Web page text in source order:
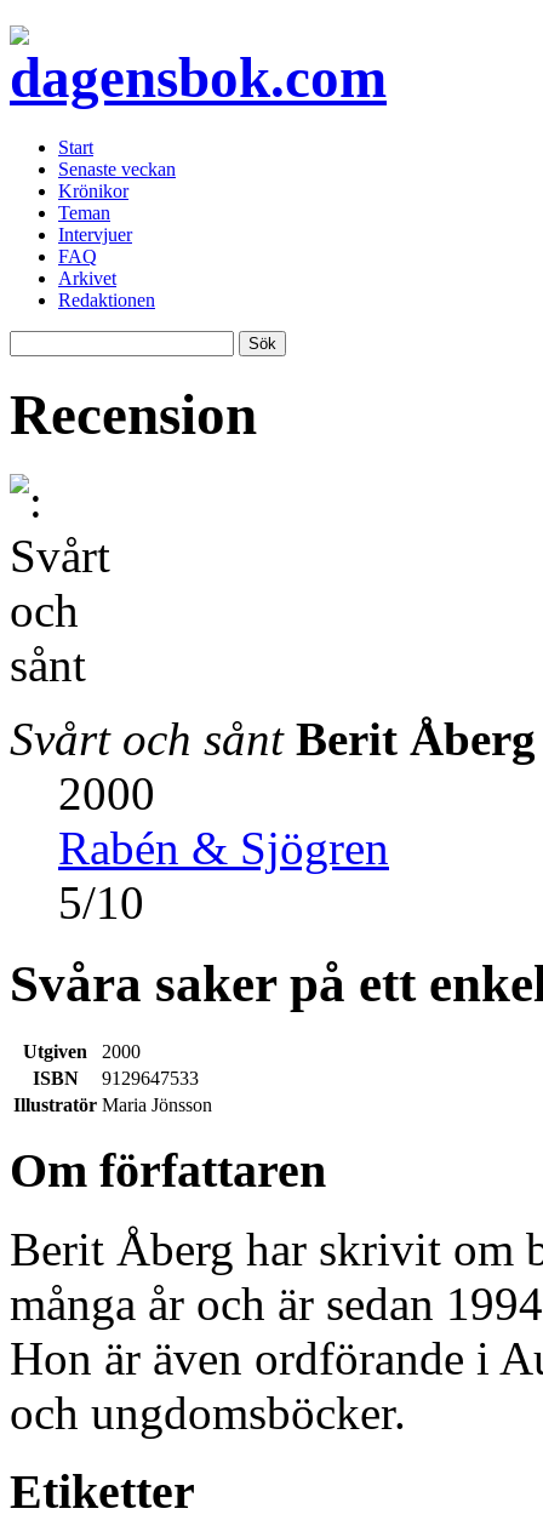
Start
Senaste veckan
Krönikor
Teman
Intervjuer
FAQ
Arkivet
Redaktionen
Recension
Svårt och sånt Berit Åberg
2000
Rabén & Sjögren
5/10
Svåra saker på ett
Utgiven
2000
ISBN
9129647533
Illustratör Maria Jönsson
Om författaren
Berit Åberg har skrivit om
många år och är sedan
Hon är även ordförande i
och ungdomsböcker.
Etiketter